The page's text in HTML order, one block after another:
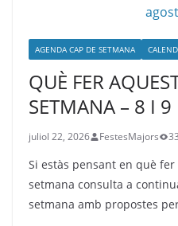
AGENDA CAP DE SETMANA
QUÈ FER
SETMANA – 8 I 9
juliol 22, 2026 FestesMajors
Si estàs pensant en què
setmana consulta a
setmana amb propostes